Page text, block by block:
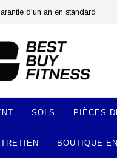
d'un an en standard
SOLS PIÈCES
BOUTIQUE